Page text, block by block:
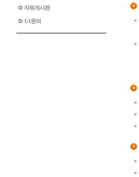
자유게시판
1:1문의